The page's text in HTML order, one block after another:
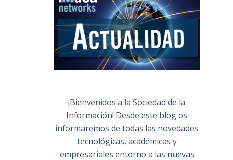
¡Bienvenidos a la Sociedad de la
Información! Desde este blog os
informaremos de todas las novedades
tecnológicas, académicas y
empresariales entorno a las nuevas